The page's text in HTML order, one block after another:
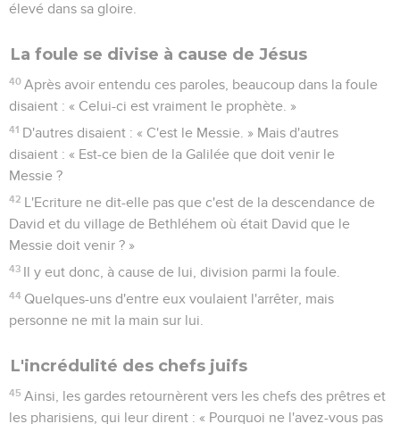
élevé dans sa gloire.
La foule se divise à cause de Jésus
40 Après avoir entendu ces paroles, beaucoup dans la foule
disaient : « Celui-ci est vraiment le prophète. »
41 D'autres disaient : « C'est le Messie. » Mais d'autres
disaient : « Est-ce bien de la Galilée que doit venir le
Messie ?
42 L'Ecriture ne dit-elle pas que c'est de la descendance de
David et du village de Bethléhem où était David que le
Messie doit venir ? »
43 Il y eut donc, à cause de lui, division parmi la foule.
44 Quelques-uns d'entre eux voulaient l'arrêter, mais
personne ne mit la main sur lui.
L'incrédulité des chefs juifs
45 Ainsi, les gardes retournèrent vers les chefs des prêtres et
les pharisiens, qui leur dirent : « Pourquoi ne l'avez-vous pas